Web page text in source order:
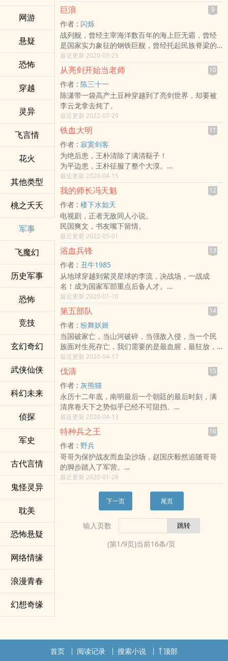
网游
悬疑
恐怖
穿越
灵异
飞言情
花火
其他类型
桃之夭夭
军事
飞魔幻
历史军事
恐怖
竞技
玄幻奇幻
武侠仙侠
科幻未来
侦探
军史
古代言情
鬼怪灵异
耽美
恐怖悬疑
网络情缘
浪漫青春
幻想奇缘
巨浪 9
作者 : 闪烁
战列舰，曾经主宰海洋数百年的海上巨无霸，曾经
是国家实力象征的钢铁巨舰，曾经托起民族脊梁的
钢铁长城。如果世界发生改变，飞机没有诞生，航
母没有出现，当历史的车轮驶向1936年的时候，战
列舰还会是海上的霸主，由战列舰为主导的海战还
能决定国家的命运吗？
一切皆不可知。
一切皆可推导。
在没有飞机，没有航母的海洋上，新一代海军官兵
驾驭着手持巨炮，身披厚甲的战舰纵横驰骋，寻着
祖辈的足迹，顶着敌人的炮火，为国家复兴，为民
族崛起奔向五湖四海。
海洋将在这一刻沸腾，世界将在这一刻改变！
最近更新 2020-03-23
从亮剑开始当老师 10
作者 : 陈三十一
陈潇带一袋高产土豆种穿越到了亮剑世界，却要被
李云龙拿去炖了。
最近更新 2022-07-29
铁血大明 11
作者 : 寂寞剑客
为绝后患，王朴清除了满清鞑子！
为平边患，王朴征服了整个大漠。
为了练兵，王朴需要很多银子；
为了赚钱，王朴只能使出浑身解数，结果就不可避
免地与秦淮八艳发生了纠葛。
为了维护帝国的统一，王朴剿灭了李自成和张献
忠，把大汉奸吴三桂剥皮抽筋塞草做成了人皮灯
笼。
……
此书纯属虚构，请勿对号入座。
最近更新 2020-04-15
我的师长冯天魁 12
作者 : 楼下水如天
电视剧，正者无敌同人小说。
民国爽文，书友嘴下留情。
最近更新 2022-05-01
浴血兵锋 13
作者 : 丑牛1985
从地球穿越到紫灵星球的李流，决战场，一战成
名！成为国家军部重点后备人才。
斗杀手，杀佣兵，驱逐古武世家。 为保卫国家，领
兵作战，杀场染血！
这是从一个小兵成长为铁血将军的故事！
最近更新 2020-01-10
第五部队 14
作者 : 纷舞妖姬
当国破家亡，当山河破碎，当强敌入侵，当一个民
族面对生死存亡，我们需要的是最血腥，最狂放，
最张扬，最能激发起每一个士兵不屈、不败战魂的
铁血英雄！
我们需要的，是一支以坚攻坚，以强克强，强大的
可以让任何强敌为之却步的铁血雄师！
这是一部描写中国第五特殊部队创始人传奇一生的
小说，这是一部贯穿抗日战争、抗美援朝，对印自
卫反击战，再现战火飞扬的血之篇章。这是一群让
我们肃然起敬的战士，这是一个值得我们永远铭记
的英雄。请每一个中国军人，牢牢记住那个时代的
英雄，留给我们的两句话：
宁为战场亡魂，不做亡国之奴！
最近更新 2020-04-17
伐清 15
作者 : 灰熊猫
永历十二年底，南明最后一个朝廷的最后时刻，满
清席卷天下之势似乎已经不可阻挡。
李定国，永历政权的最后保卫者，忧死异乡；郑成
功，汉家衣冠的最后坚持者，远走海外。
天下皆降闯不降，即使只有几十个人时也会拒绝满
清的最后一次劝降……万里江山尽墨，海内群豪全
灭，再不是充满希望的战争，只剩余绝望的殊死抵
抗。
强大的敌人，孤身一人的穿越者何去何从？即便能
大海做殊死一搏？汹涌而来的百万敌军如怒海狂
潮、无边无际，手中的一只孤剑又该如何抵挡？
最近更新 2020-04-13
特种兵之王 16
作者 : 野兵
哥哥为保护战友而血染沙场，赵国庆毅然追随哥哥
的脚步踏入了军营。
经历地狱般训练，军营神秘高人，现代训练融入家
传武学。
赵国庆一步步成为最强特种兵，拳打各国兵王，脚
踏世界大小佣兵团，创造无数传奇，成就一代特种
最近更新 2020-01-29
下一页 尾页
输入页数
(第1/9页)当前16条/页
首页 阅读记录 搜索小说 顶部